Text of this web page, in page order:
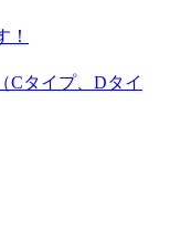
！
Cタイプ、Dタイ